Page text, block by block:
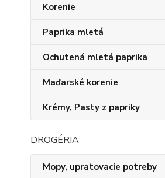
Korenie
Paprika mletá
Ochutená mletá paprika
Maďarské korenie
Krémy, Pasty z papriky
DROGÉRIA
Mopy, upratovacie potreby